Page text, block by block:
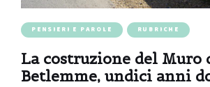
PENSIERI E PAROLE RUBRICHE
La costruzione del Muro
Betlemme, undici anni